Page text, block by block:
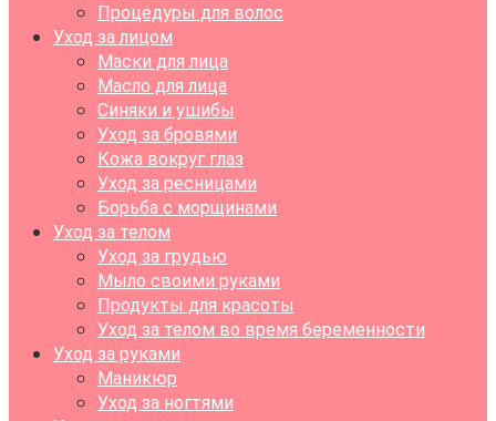
Процедуры для волос
Уход за лицом
Маски для лица
Масло для лица
Синяки и ушибы
Уход за бровями
Кожа вокруг глаз
Уход за ресницами
Борьба с морщинами
Уход за телом
Уход за грудью
Мыло своими руками
Продукты для красоты
Уход за телом во время беременности
Уход за руками
Маникюр
Уход за ногтями